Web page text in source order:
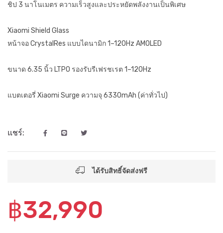
ชิป 3 นาโนเมตร ความเร็วสูงและประหยัดพลังงานเป็นพิเศษ
Xiaomi Shield Glass
หน้าจอ CrystalRes แบบไดนามิก 1–120Hz AMOLED
ขนาด 6.35 นิ้ว LTPO รองรับรีเฟรชเรต 1–120Hz
แบตเตอรี่ Xiaomi Surge ความจุ 6330mAh (ค่าทั่วไป)
แชร์:
ได้รับสิทธิ์จัดส่งฟรี
฿32,990